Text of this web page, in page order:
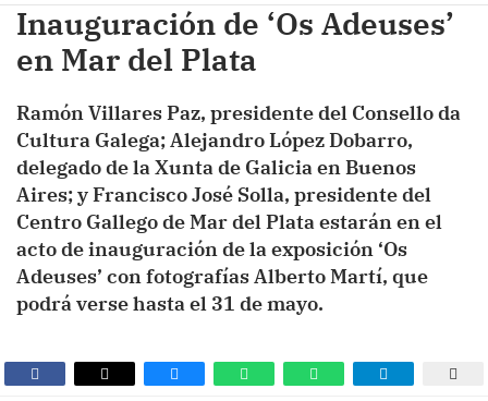
Inauguración de ‘Os Adeuses’
en Mar del Plata
Ramón Villares Paz, presidente del Consello da
Cultura Galega; Alejandro López Dobarro,
delegado de la Xunta de Galicia en Buenos
Aires; y Francisco José Solla, presidente del
Centro Gallego de Mar del Plata estarán en el
acto de inauguración de la exposición ‘Os
Adeuses’ con fotografías Alberto Martí, que
podrá verse hasta el 31 de mayo.